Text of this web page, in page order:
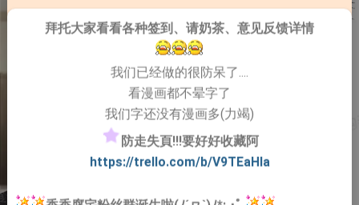
拜托大家看看各种签到、请奶茶、意见反馈详情
我们已经做的很防呆了....
看漫画都不晕字了
我们字还没有漫画多(力竭)
防走失頁!!!要好好收藏阿
https://trello.com/b/V9TEaHIa